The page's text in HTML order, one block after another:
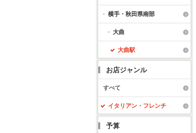
横手・秋田県南部
大曲
大曲駅
お店ジャンル
すべて
イタリアン・フレンチ
予算